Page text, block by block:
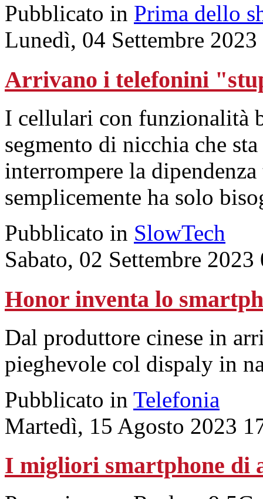
Pubblicato in Prima dello
Lunedì, 04 Settembre
Arrivano i telefonini
I cellulari con funzionalità
segmento di nicchia che
interrompere la
semplicemente ha solo
Pubblicato in SlowTech
Sabato, 02 Settembre 2023
Honor inventa lo
Dal produttore cinese in
pieghevole col dispaly in
Pubblicato in Telefonia
Martedì, 15 Agosto 2023
I migliori smartphone di